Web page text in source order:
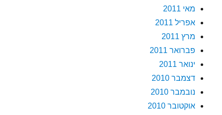
מאי 2011
אפריל 2011
מרץ 2011
פברואר 2011
ינואר 2011
דצמבר 2010
נובמבר 2010
אוקטובר 2010